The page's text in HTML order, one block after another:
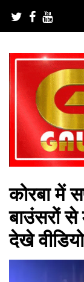
content
गौरतलब
कोरबा में
बाउंसरों से
देखे